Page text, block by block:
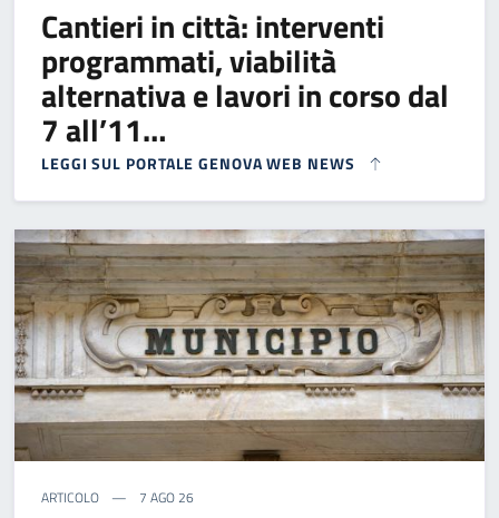
Cantieri in città: interventi
programmati, viabilità
alternativa e lavori in corso dal
7 all’11…
LEGGI SUL PORTALE GENOVA WEB NEWS
ARTICOLO 7 AGO 26